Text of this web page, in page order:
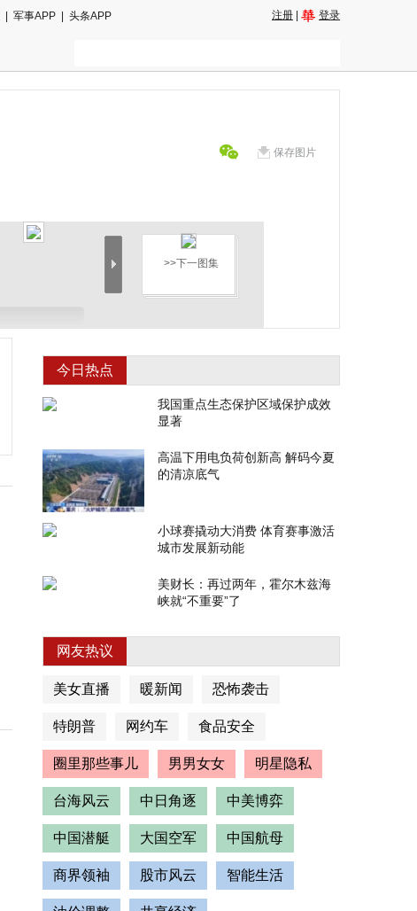
军事APP 头条APP 注册 登录
保存图片
>>下一图集
今日热点
我国重点生态保护区域保护成效
显著
高温下用电负荷创新高 解码今夏
的清凉底气
小球赛撬动大消费 体育赛事激活
城市发展新动能
美财长：再过两年，霍尔木兹海
峡就“不重要”了
网友热议
美女直播 暖新闻 恐怖袭击
特朗普 网约车 食品安全
圈里那些事儿 男男女女 明星隐私
台海风云 中日角逐 中美博弈
中国潜艇 大国空军 中国航母
商界领袖 股市风云 智能生活